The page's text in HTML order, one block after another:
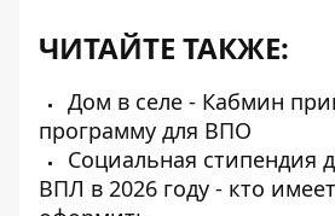
ЧИТАЙТЕ ТАКЖЕ:
Дом в селе - Кабмин
программу для ВПО
Социальная стипендия
ВПЛ в 2026 году - кто